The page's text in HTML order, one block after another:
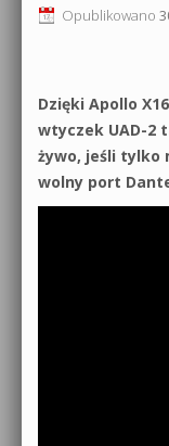
Opublikowano
Dzięki Apollo
wtyczek UAD-2
żywo, jeśli tylko
wolny port